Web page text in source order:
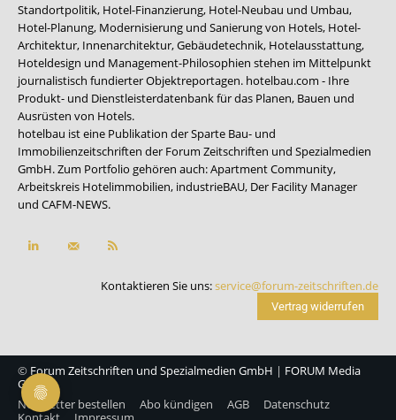
Standortpolitik, Hotel-Finanzierung, Hotel-Neubau und Umbau,
Hotel-Planung, Modernisierung und Sanierung von Hotels, Hotel-
Architektur, Innenarchitektur, Gebäudetechnik, Hotelausstattung,
Hoteldesign und Management-Philosophien stehen im Mittelpunkt
journalistisch fundierter Objektreportagen. hotelbau.com - Ihre
Produkt- und Dienstleisterdatenbank für das Planen, Bauen und
Ausrüsten von Hotels.
hotelbau ist eine Publikation der Sparte Bau- und
Immobilienzeitschriften der Forum Zeitschriften und Spezialmedien
GmbH. Zum Portfolio gehören auch:Apartment Community,
Arbeitskreis Hotelimmobilien, industrieBAU, Der Facility Manager
und CAFM-NEWS.
Kontaktieren Sie uns:service@forum-zeitschriften.de
Vertrag widerrufen
© Forum Zeitschriften und Spezialmedien GmbH | FORUM Media
Group
Newsletter bestellen
Abo kündigen AGB
Datenschutz